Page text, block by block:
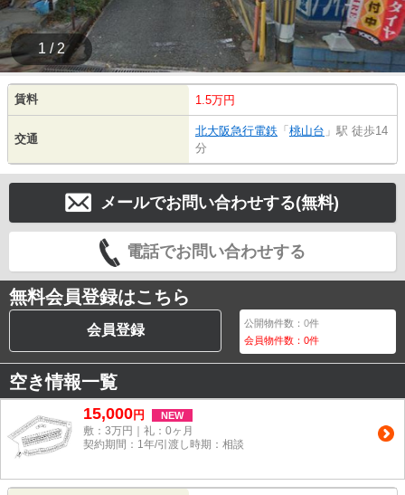
1 / 2
賃料 1.5万円
交通
北大阪急行電鉄 「 桃山台 」駅 徒歩14
分
メールでお問い合わせする(無料)
電話でお問い合わせする
無料会員登録はこちら
会員登録 公開物件数：0件
会員物件数：0件
空き情報一覧
15,000円 NEW
敷：3万円｜礼：0ヶ月
契約期間：1年/引渡し時期：相談